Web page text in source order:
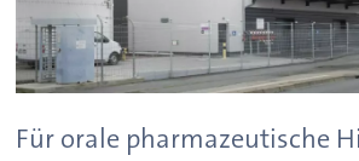
Für orale pharmazeutische